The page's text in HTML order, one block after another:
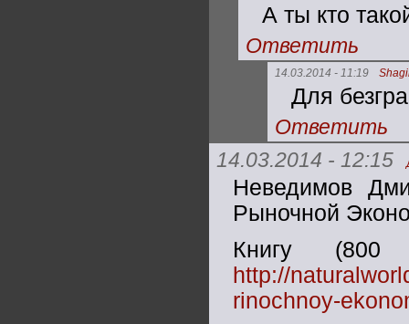
А ты кто
Ответить
14.03.2014 - 11:19
Для
Ответить
14.03.2014 - 12:15
Неведимов
Рыночной
Книгу
http://
rinochnoy-